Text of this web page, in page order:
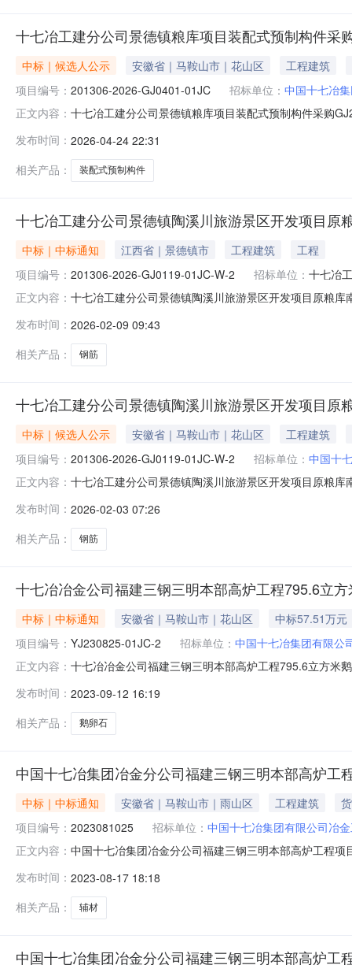
十七冶工建分公司景德镇粮库项目装配式预制构件采
中标｜候选人公示 安徽省｜马鞍山市｜花山区
工程建筑
项目编号： 201306-2026-GJ0401-01JC 招标单位： 中国十七冶
正文内容： 十七冶工建分公司景德镇粮库项目装配式预制构件采购
在公示期内与招标监督人联系，联系电话：2157169招
发布时间： 2026-04-24 22:31
相关产品：
装配式预制构件
十七冶工建分公司景德镇陶溪川旅游景区开发项目
中标｜中标通知 江西省｜景德镇市 工程建筑
工程
项目编号： 201306-2026-GJ0119-01JC-W-2 招标单位： 十七冶
正文内容： 十七冶工建分公司景德镇陶溪川旅游景区开发项目原粮
201306-2026-GJ0119-01JC-W-2的十七冶工建分公司
发布时间： 2026-02-09 09:43
相关产品：
钢筋
十七冶工建分公司景德镇陶溪川旅游景区开发项目
中标｜候选人公示 安徽省｜马鞍山市｜花山区
工程建筑
项目编号： 201306-2026-GJ0119-01JC-W-2 招标单位： 中国十
正文内容： 十七冶工建分公司景德镇陶溪川旅游景区开发项目原粮
技有限公司、湖北宏坤建筑科技有限公司特此公示公示
发布时间： 2026-02-03 07:26
相关产品：
钢筋
十七冶冶金公司福建三钢三明本部高炉工程795.6立
中标｜中标通知 安徽省｜马鞍山市｜花山区
中标57.51万元
项目编号： YJ230825-01JC-2 招标单位： 中国十七冶集团有限公
正文内容： 十七冶冶金公司福建三钢三明本部高炉工程795.6立方米
2756732。招标人：中国十七冶集团有限公司时间：
发布时间： 2023-09-12 16:19
相关产品：
鹅卵石
中国十七冶集团冶金分公司福建三钢三明本部高炉工
中标｜中标通知 安徽省｜马鞍山市｜雨山区 工程建筑
项目编号： 2023081025 招标单位： 中国十七冶集团有限公司冶
正文内容： 中国十七冶集团冶金分公司福建三钢三明本部高炉工程
工程技术分公司时间：2022年8月14日
发布时间： 2023-08-17 18:18
相关产品：
辅材
中国十七冶集团冶金分公司福建三钢三明本部高炉工